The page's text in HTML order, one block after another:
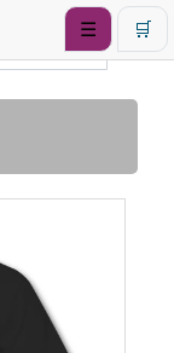
☰ 🛒